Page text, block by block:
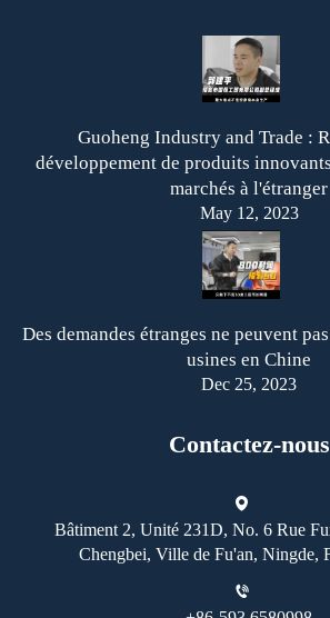
Guoheng Industry and Trade :
développement de produits
marchés à l'étranger
May 12, 2023
Des demandes étranges ne peuvent
usines en Chine
Dec 25, 2023
Contactez-nous
Bâtiment 2, Unité 231D, No. 6 Rue
Chengbei, Ville de Fu'an, Ningde,